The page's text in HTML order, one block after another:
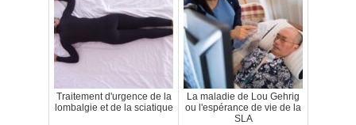
Traitement d'urgence de la
lombalgie et de la sciatique
La maladie de Lou Gehrig
ou l'espérance de vie de la
SLA